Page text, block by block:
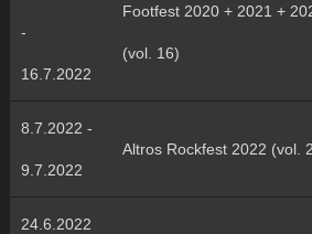
-
16.7.2022
Footfest 2020 + 2021 +
(vol. 16)
8.7.2022 -
9.7.2022
Altros Rockfest 2022 (vol.
24.6.2022